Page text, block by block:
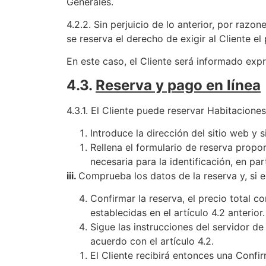
4.2.2. Sin perjuicio de lo anterior, por
se reserva el derecho de exigir al Cliente
En este caso, el Cliente será informado
4.3. Reserva y pago en línea
4.3.1. El Cliente puede reservar
Introduce la dirección del sitio web y
Rellena el formulario de reserva
necesaria para la identificación, en
iii. Comprueba los datos de la reserva y, si
Confirmar la reserva, el precio total
establecidas en el artículo 4.2 anterior.
Sigue las instrucciones del servidor
acuerdo con el artículo 4.2.
El Cliente recibirá entonces una